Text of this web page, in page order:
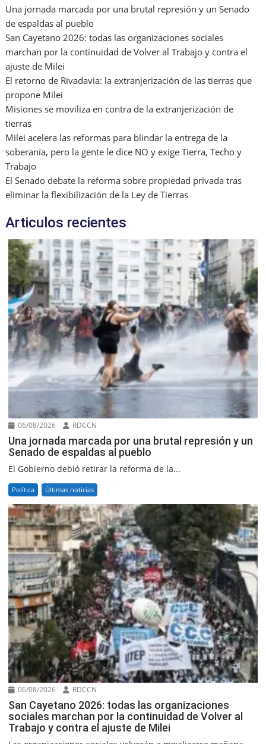
Una jornada marcada por una brutal represión y un Senado
de espaldas al pueblo
San Cayetano 2026: todas las organizaciones sociales
marchan por la continuidad de Volver al Trabajo y contra el
ajuste de Milei
El retorno de Rivadavia: la extranjerización de las tierras que
propone Milei
Misiones se moviliza en contra de la extranjerización de
tierras
Milei acelera las reformas para blindar la entrega de la
soberanía, pero la gente le dice NO y exige Tierra, Techo y
Trabajo
El Senado debate la reforma sobre propiedad privada tras
eliminar la flexibilización de la Ley de Tierras
Articulos recientes
06/08/2026 RDCCN
Una jornada marcada por una brutal represión y un
Senado de espaldas al pueblo
El Gobierno debió retirar la reforma de la...
Política Últimas noticias
06/08/2026 RDCCN
San Cayetano 2026: todas las organizaciones
sociales marchan por la continuidad de Volver al
Trabajo y contra el ajuste de Milei